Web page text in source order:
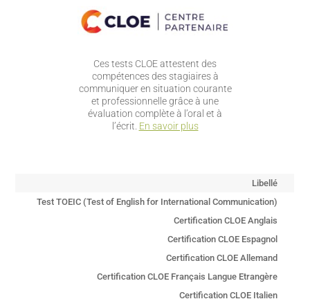
Ces tests CLOE attestent des
compétences des stagiaires à
communiquer en situation courante
et professionnelle grâce à une
évaluation complète à l’oral et à
l’écrit. En savoir plus
Libellé
Test TOEIC (Test of English for International Communication)
Certification CLOE Anglais
Certification CLOE Espagnol
Certification CLOE Allemand
Certification CLOE Français Langue Etrangère
Certification CLOE Italien